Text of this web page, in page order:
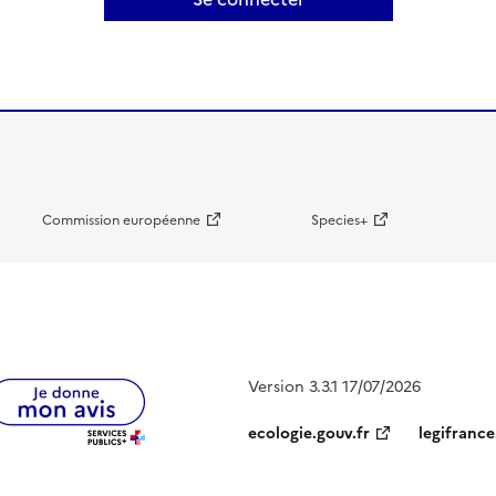
Commission européenne Species+
Version 3.3.1 17/07/2026
ecologie.gouv.fr